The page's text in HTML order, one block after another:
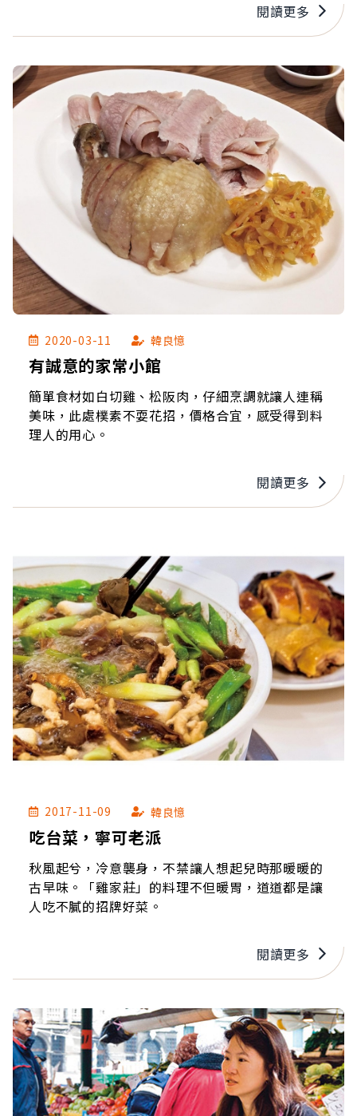
閱讀更多
2020-03-11 韓良憶
有誠意的家常小館
簡單食材如白切雞、松阪肉，仔細烹調就讓人連稱
美味，此處樸素不耍花招，價格合宜，感受得到料
理人的用心。
閱讀更多
2017-11-09 韓良憶
吃台菜，寧可老派
秋風起兮，冷意襲身，不禁讓人想起兒時那暖暖的
古早味。「雞家莊」的料理不但暖胃，道道都是讓
人吃不膩的招牌好菜。
閱讀更多